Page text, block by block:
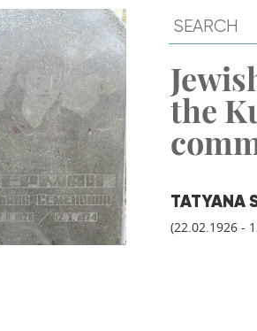
the
TATYANA
(22.02.1926 -